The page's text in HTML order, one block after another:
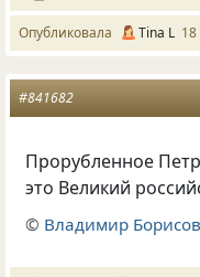
Опубликовала Tina L
#841682
Прорубленное
это Великий
© Владимир Борисов